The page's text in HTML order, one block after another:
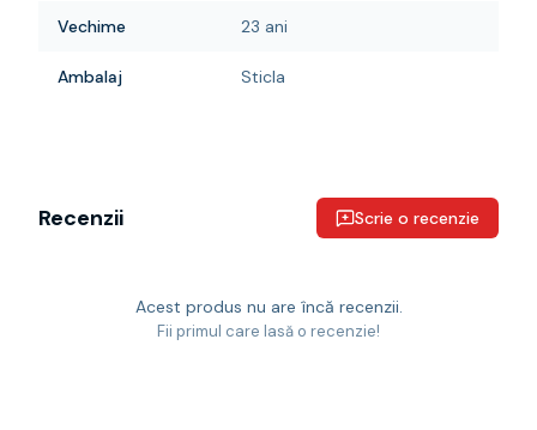
Vechime 23 ani
Ambalaj Sticla
Recenzii Scrie o recenzie
Acest produs nu are încă recenzii.
Fii primul care lasă o recenzie!